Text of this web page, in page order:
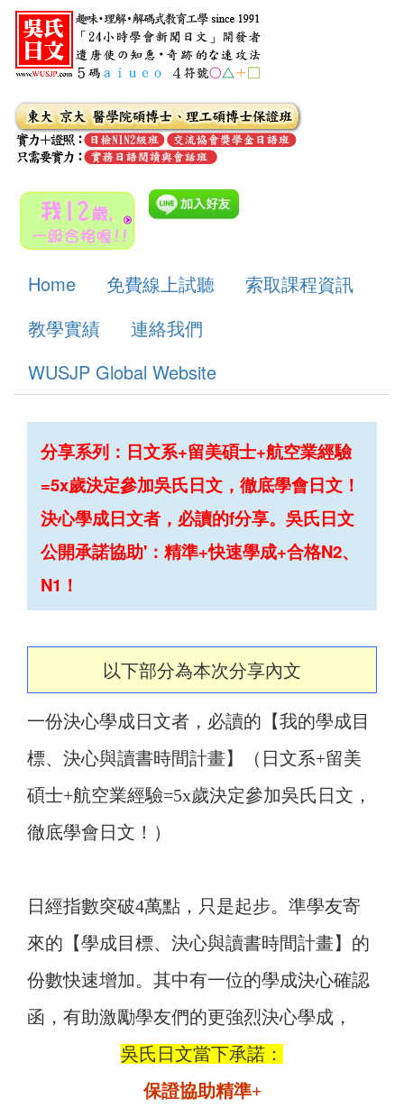
Home 免費線上試聽
索取課程資訊
教學實績
連絡我們
WUSJP Global Website
分享系列：日文系+留美碩士+航空業經驗
=5x歲決定參加吳氏日文，徹底學會日文！
決心學成日文者，必讀的f分享。吳氏日文
公開承諾協助'：精準+快速學成+合格N2、
N1！
以下部分為本次分享內文
一份決心學成日文者，必讀的【我的學成目
標、決心與讀書時間計畫】（日文系+留美
碩士+航空業經驗=5x歲決定參加吳氏日文，
徹底學會日文！）
日經指數突破4萬點，只是起步。準學友寄
來的【學成目標、決心與讀書時間計畫】的
份數快速增加。其中有一位的學成決心確認
函，有助激勵學友們的更強烈決心學成，
吳氏日文當下承諾：
保證協助精準+